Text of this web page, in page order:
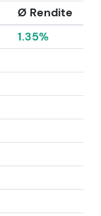
Ø Rendite
1.35%